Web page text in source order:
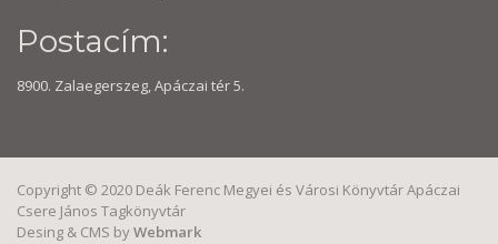
Postacím:
8900. Zalaegerszeg, Apáczai tér 5.
Copyright © 2020 Deák Ferenc Megyei és Városi Könyvtár Apáczai
Csere János Tagkönyvtár
Desing & CMS byWebmark